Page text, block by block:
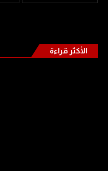
الأكثر قراءة